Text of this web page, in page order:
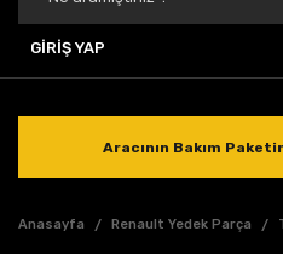
GİRİŞ YAP
Aracının Bakım
Anasayfa Renault Yedek Parça